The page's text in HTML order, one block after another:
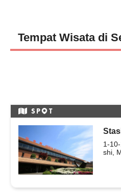
Tempat Wisata di
SP T
1-
shi,